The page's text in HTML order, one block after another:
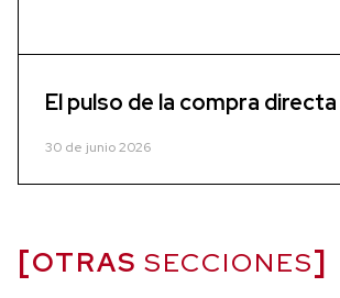
El pulso de la compra directa
30 de junio 2026
OTRAS SECCIONES